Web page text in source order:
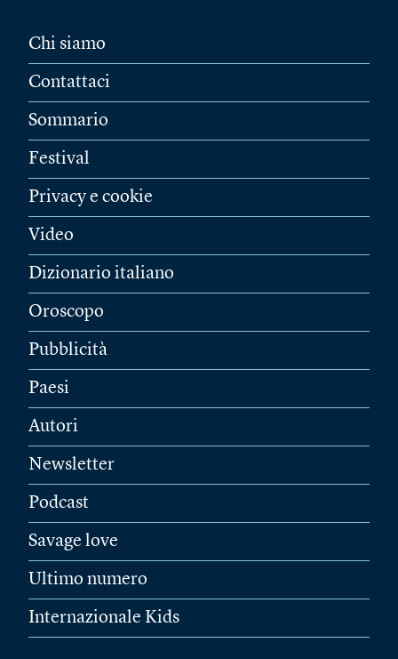
Chi siamo
Contattaci
Sommario
Festival
Privacy e cookie
Video
Dizionario italiano
Oroscopo
Pubblicità
Paesi
Autori
Newsletter
Podcast
Savage love
Ultimo numero
Internazionale Kids